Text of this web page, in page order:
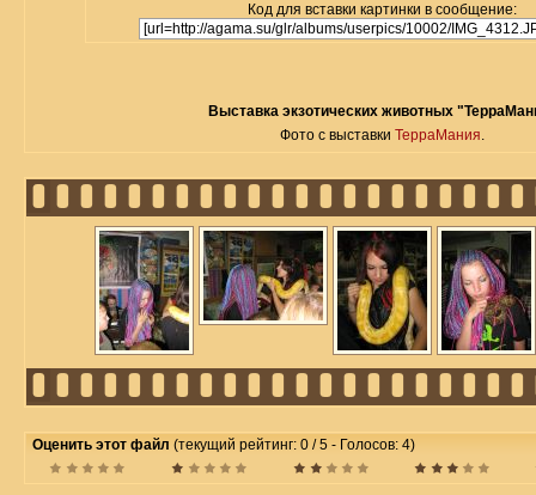
Код для вставки картинки в сообщение:
Выставка экзотических животных
Фото с выставкиТерраМания.
Оценить этот файл (текущий рейтинг: 0 / 5 - Голосов: 4)